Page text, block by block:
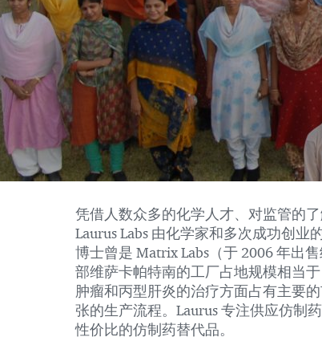
凭借人数众多的化学人才、对监管的
Laurus Labs 由化学家和多次成功创业
博士曾是 Matrix Labs（于 2006 年出
部维萨卡帕特南的工厂占地规模相当
肿瘤和丙型肝炎的治疗方面占有主要
张的生产流程。Laurus 专注供应仿制
性价比的仿制药替代品。